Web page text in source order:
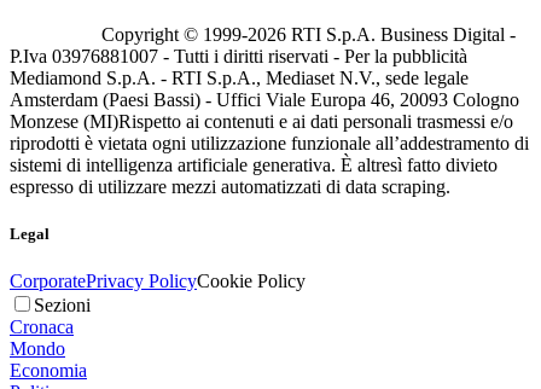
Copyright © 1999-2026 RTI S.p.A. Business Digital -
P.Iva 03976881007 - Tutti i diritti riservati - Per la pubblicità
Mediamond S.p.A. - RTI S.p.A., Mediaset N.V., sede legale
Amsterdam (Paesi Bassi) - Uffici Viale Europa 46, 20093 Cologno
Monzese (MI)Rispetto ai contenuti e ai dati personali trasmessi e/o
riprodotti è vietata ogni utilizzazione funzionale all’addestramento di
sistemi di intelligenza artificiale generativa. È altresì fatto divieto
espresso di utilizzare mezzi automatizzati di data scraping.
Legal
CorporatePrivacy PolicyCookie Policy
Sezioni
Cronaca
Mondo
Economia